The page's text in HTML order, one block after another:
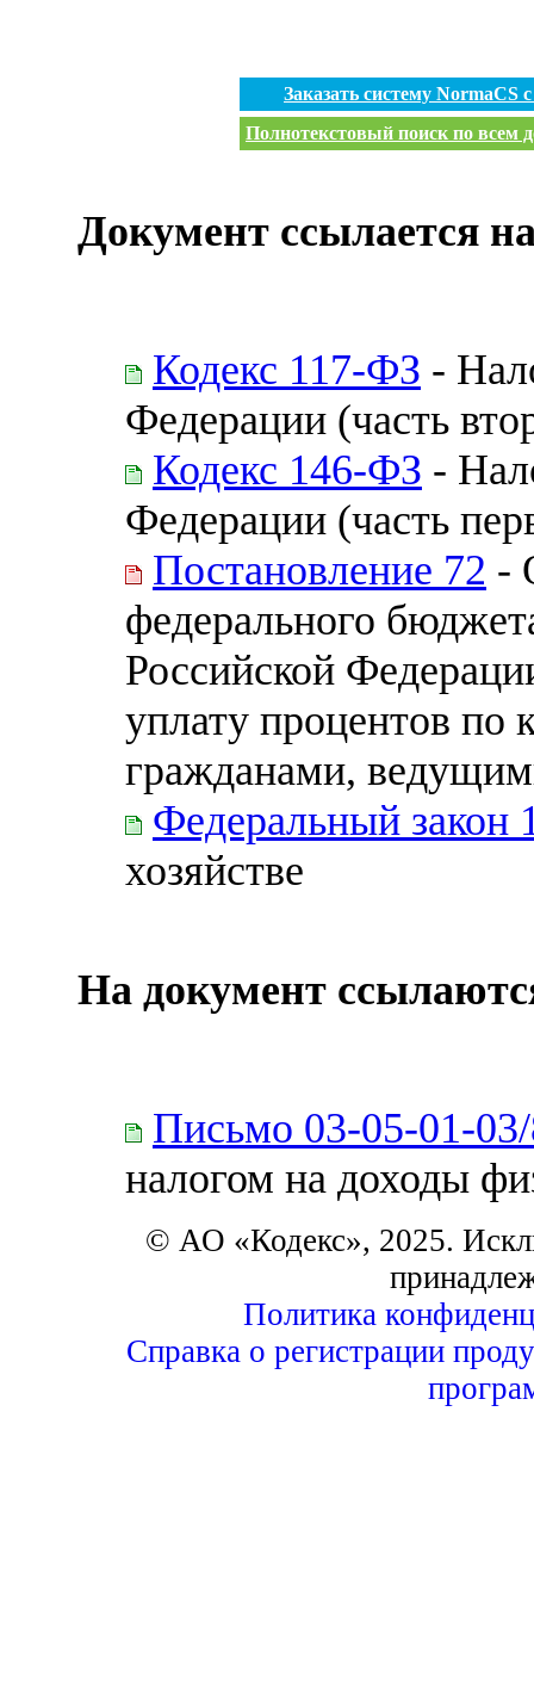
Заказать систему
Полнотекстовый поиск по всем
Документ ссылается
Кодекс 117-ФЗ -
Федерации (часть
Кодекс 146-ФЗ -
Федерации (часть
Постановление 72 -
федерального
Российской
уплату процентов по
гражданами,
Федеральный закон
хозяйстве
На документ
Письмо 03-05-01-
налогом на доходы
© АО «Кодекс», 2025.
Политика
Справка о регистрации